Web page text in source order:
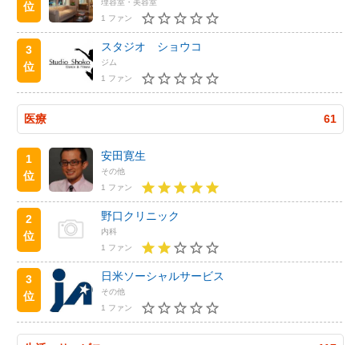
位
1 ファン
3
位
スタジオ ショウコ
ジム
1 ファン
医療 61
1
位
安田寛生
その他
1 ファン
2
位
野口クリニック
内科
1 ファン
3
位
日米ソーシャルサービス
その他
1 ファン